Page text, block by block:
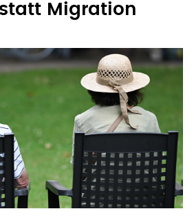
Migration